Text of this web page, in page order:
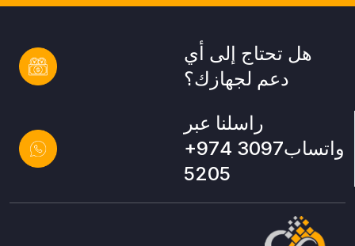
هل تحتاج إلى أي
دعم لجهازك؟
راسلنا عبر
واتساب+974 3097
5205